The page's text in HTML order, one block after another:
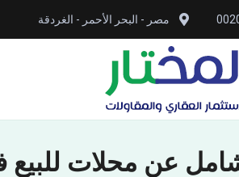
مصر - البحر الأحمر - الغردقة
عن محلات للبيع في